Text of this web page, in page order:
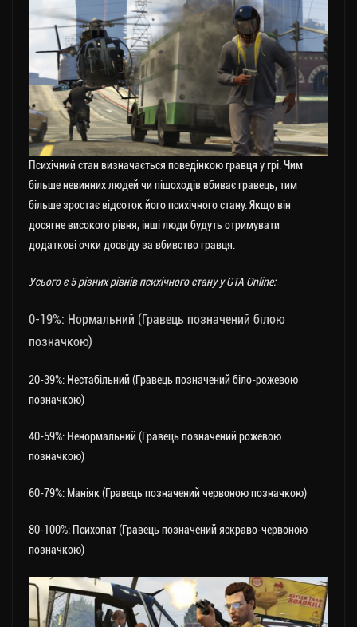
Психічний стан визначається поведінкою гравця у грі. Чим
більше невинних людей чи пішоходів вбиває гравець, тим
більше зростає відсоток його психічного стану. Якщо він
досягне високого рівня, інші люди будуть отримувати
додаткові очки досвіду за вбивство гравця.
Усього є 5 різних рівнів психічного стану у GTA Online:
0-19%: Нормальний (Гравець позначений білою
позначкою)
20-39%: Нестабільний (Гравець позначений біло-рожевою
позначкою)
40-59%: Ненормальний (Гравець позначений рожевою
позначкою)
60-79%: Маніяк (Гравець позначений червоною позначкою)
80-100%: Психопат (Гравець позначений яскраво-червоною
позначкою)